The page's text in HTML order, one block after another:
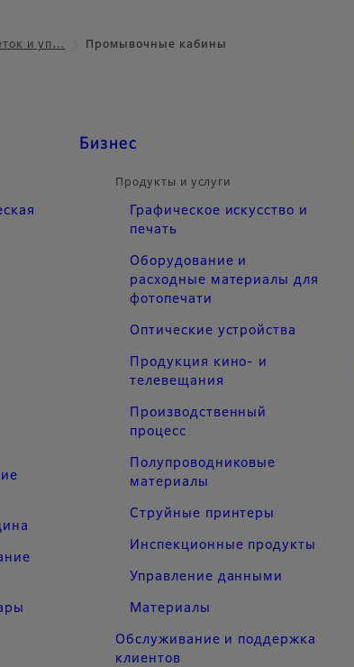
и уп… Промывочные кабины
Бизнес
Продукты и услуги
Графическое искусство и
печать
Оборудование и
расходные материалы для
фотопечати
Оптические устройства
Продукция кино- и
телевещания
Производственный
процесс
Полупроводниковые
материалы
Струйные принтеры
Инспекционные продукты
Управление данными
Материалы
Обслуживание и поддержка
клиентов